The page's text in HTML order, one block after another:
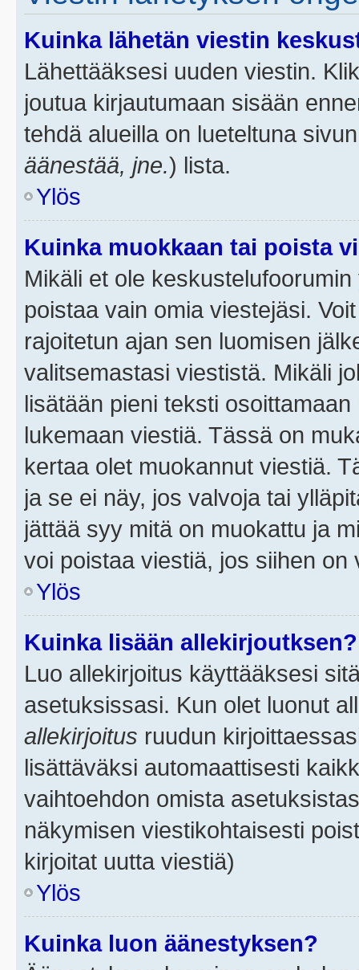
Kuinka lähetän viestin
Lähettääksesi uuden viestin.
joutua kirjautumaan sisään
tehdä alueilla on lueteltuna
äänestää, jne.) lista.
Ylös
Kuinka muokkaan tai poista
Mikäli et ole
poistaa vain omia viestejäsi.
rajoitetun ajan sen luomisen
valitsemastasi viestistä. Mikäli
lisätään pieni teksti
lukemaan viestiä. Tässä on
kertaa olet muokannut viestiä.
ja se ei näy, jos valvoja tai
jättää syy mitä on muokattu ja
voi poistaa viestiä, jos siihen on
Ylös
Kuinka lisään allekirjoutksen?
Luo allekirjoitus käyttääksesi
asetuksissasi. Kun olet luonut
allekirjoitus ruudun
lisättäväksi automaattisesti
vaihtoehdon omista
näkymisen viestikohtaisesti
kirjoitat uutta viestiä)
Ylös
Kuinka luon äänestyksen?